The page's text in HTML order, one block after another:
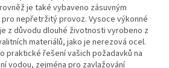
je také vybaveno zásuvným
pro nepřetržitý provoz. Vysoce výkonné
z důvodu dlouhé životnosti vyrobeno z
materiálů, jako je nerezová ocel.
praktické řešení vašich požadavků na
vodou, zejména pro zavlažování